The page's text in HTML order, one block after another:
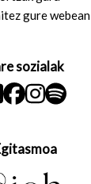
gure webean
sozialak